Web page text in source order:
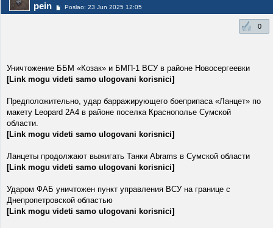
pein Poslao: 23 Jun 2025 12:05
0
Уничтожение ББМ «Козак» и БМП-1 ВСУ в районе Новосергеевки
[Link mogu videti samo ulogovani korisnici]
Предположительно, удар барражирующего боеприпаса «Ланцет» по
макету Leopard 2A4 в районе поселка Краснополье Сумской
области.
[Link mogu videti samo ulogovani korisnici]
Ланцеты продолжают выжигать Танки Abrams в Сумской области
[Link mogu videti samo ulogovani korisnici]
Ударом ФАБ уничтожен пункт управления ВСУ на границе с
Днепропетровской областью
[Link mogu videti samo ulogovani korisnici]